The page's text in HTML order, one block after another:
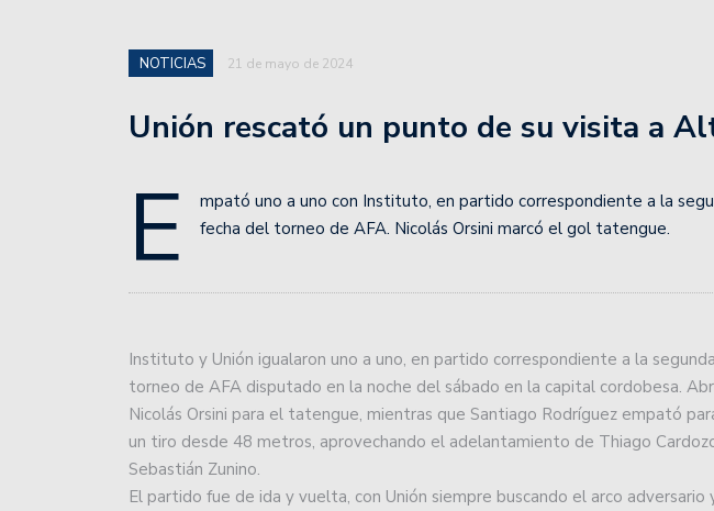
NOTICIAS 21 de mayo de 2024
Unión rescató un punto de su visita a
E
mpató uno a uno con Instituto, en partido correspondiente a la
fecha del torneo de AFA. Nicolás Orsini marcó el gol tatengue.
Instituto y Unión igualaron uno a uno, en partido correspondiente a la
torneo de AFA disputado en la noche del sábado en la capital cordobesa.
Nicolás Orsini para el tatengue, mientras que Santiago Rodríguez empató
un tiro desde 48 metros, aprovechando el adelantamiento de Thiago
Sebastián Zunino.
El partido fue de ida y vuelta, con Unión siempre buscando el arco adversario